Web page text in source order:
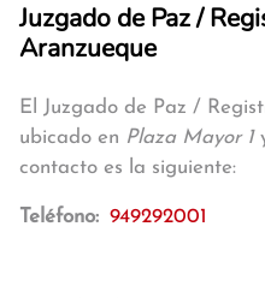
Juzgado de Paz /
Aranzueque
El Juzgado de Paz /
ubicado en Plaza Mayor 1
contacto es la siguiente:
Teléfono: 949292001